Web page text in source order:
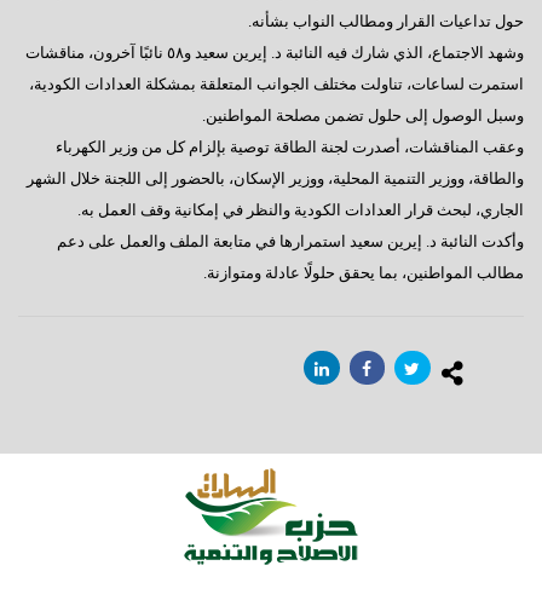
حول تداعيات القرار ومطالب النواب بشأنه.
وشهد الاجتماع، الذي شارك فيه النائبة د. إيرين سعيد و٥٨ نائبًا آخرون، مناقشات
استمرت لساعات، تناولت مختلف الجوانب المتعلقة بمشكلة العدادات الكودية،
وسبل الوصول إلى حلول تضمن مصلحة المواطنين.
وعقب المناقشات، أصدرت لجنة الطاقة توصية بإلزام كل من وزير الكهرباء
والطاقة، ووزير التنمية المحلية، ووزير الإسكان، بالحضور إلى اللجنة خلال الشهر
الجاري، لبحث قرار العدادات الكودية والنظر في إمكانية وقف العمل به.
وأكدت النائبة د. إيرين سعيد استمرارها في متابعة الملف والعمل على دعم
مطالب المواطنين، بما يحقق حلولًا عادلة ومتوازنة.